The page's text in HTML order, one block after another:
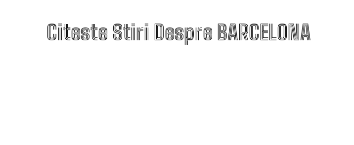
Citeste Stiri Despre BARCELONA
B